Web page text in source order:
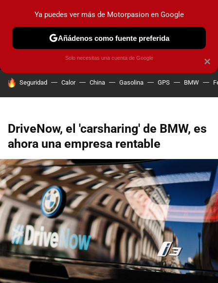
MENÚ NUEVO
COCHES ELÉCTRICOS OBSERVATORIO
HOY SE HABLA DE
Seguridad Calor China Gasolina GPS BMW
DriveNow, el 'carsharing' de BMW, es
ahora una empresa rentable
×
Ya puedes ver más de Motorpasion en Google
Añádenos como fuente preferida
Solo necesitas una cuenta de Google